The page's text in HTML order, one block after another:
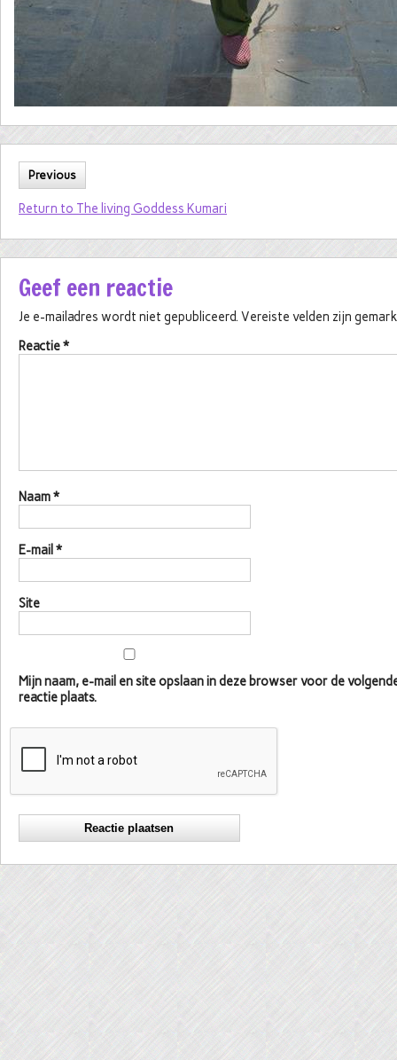
Previous
Return to The living Goddess Kumari
Geef een reactie
Je e-mailadres wordt niet gepubliceerd. Vereiste velden zijn
Reactie*
Naam*
E-mail *
Site
Mijn naam, e-mail en site opslaan in deze browser voor de
reactie plaats.